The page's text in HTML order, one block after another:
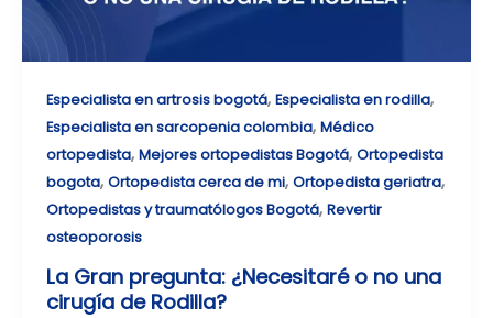
Especialista en artrosis bogotá, Especialista en rodilla,
Especialista en sarcopenia colombia, Médico
ortopedista, Mejores ortopedistas Bogotá, Ortopedista
bogota, Ortopedista cerca de mi, Ortopedista geriatra,
Ortopedistas y traumatólogos Bogotá, Revertir
osteoporosis
La Gran pregunta: ¿Necesitaré o no una
cirugía de Rodilla?